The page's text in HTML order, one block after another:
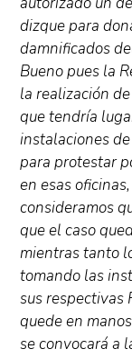
dizque para
damnificados
Bueno pues la
la realización
que tendría
instalaciones
para protestar
en esas oficinas,
consideramos
que el caso
mientras tanto
tomando las
sus respectivas
quede en
se convocará a